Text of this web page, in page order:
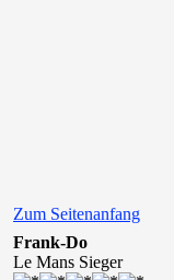
Zum Seitenanfang
Frank-Do
Le Mans Sieger